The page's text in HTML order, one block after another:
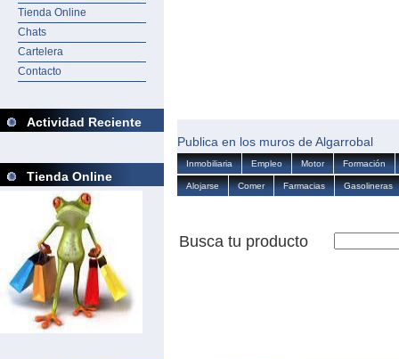
Tienda Online
Chats
Cartelera
Contacto
Actividad Reciente
Tienda Online
Publica en los muros de Algarrobal
Inmobiliaria Empleo Motor Formación
Alojarse Comer Farmacias Gasolineras
Busca tu producto